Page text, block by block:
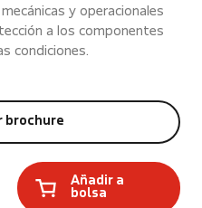
y operacionales
a los componentes
condiciones.
brochure
Añadir a
bolsa